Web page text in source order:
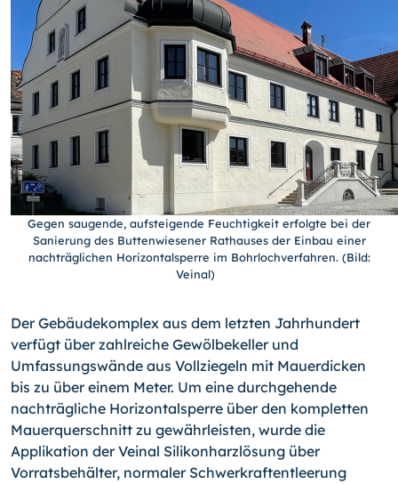
Gegen saugende, aufsteigende Feuchtigkeit erfolgte bei der
Sanierung des Buttenwiesener Rathauses der Einbau einer
nachträglichen Horizontalsperre im Bohrlochverfahren. (Bild:
Veinal)
Der Gebäudekomplex aus dem letzten Jahrhundert
verfügt über zahlreiche Gewölbekeller und
Umfassungswände aus Vollziegeln mit Mauerdicken
bis zu über einem Meter. Um eine durchgehende
nachträgliche Horizontalsperre über den kompletten
Mauerquerschnitt zu gewährleisten, wurde die
Applikation der Veinal Silikonharzlösung über
Vorratsbehälter, normaler Schwerkraftentleerung